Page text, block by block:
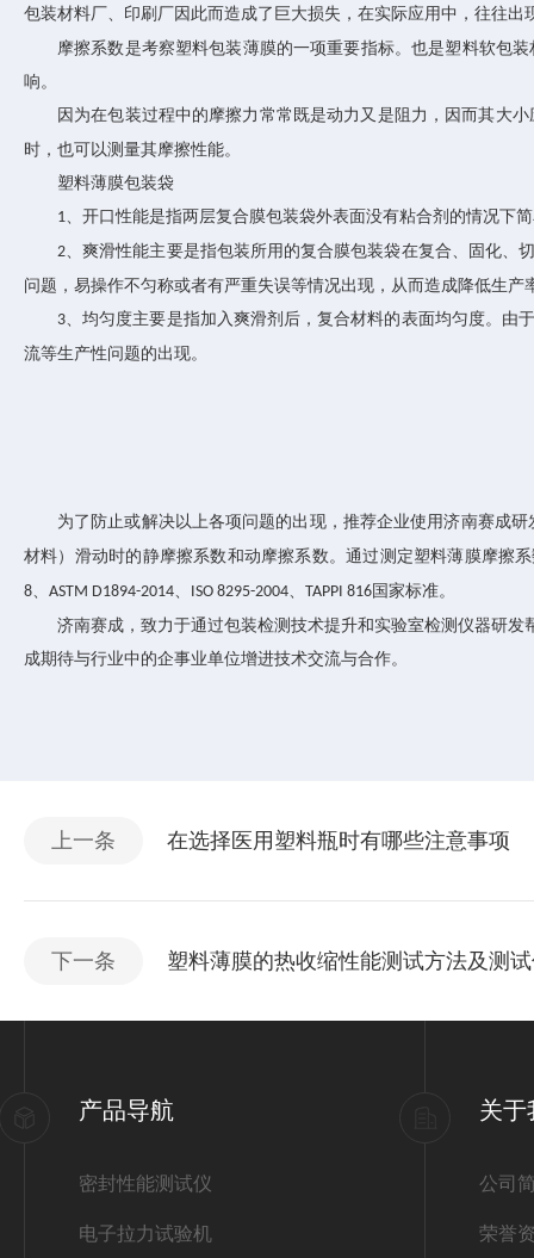
包装材料厂、印刷厂因此而造成了巨大损失，在实际应用中，往往
摩擦系数是考察塑料包装薄膜的一项重要指标。也是塑料软包
响。
因为在包装过程中的摩擦力常常既是动力又是阻力，因而其大
时，也可以测量其摩擦性能。
塑料薄膜包装袋
1、开口性能是指两层复合膜包装袋外表面没有粘合剂的情况下
2、爽滑性能主要是指包装所用的复合膜包装袋在复合、固化、
问题，易操作不匀称或者有严重失误等情况出现，从而造成降低生
3、均匀度主要是指加入爽滑剂后，复合材料的表面均匀度。由
流等生产性问题的出现。
为了防止或解决以上各项问题的出现，推荐企业使用济南赛成研
材料）滑动时的静摩擦系数和动摩擦系数。通过测定塑料薄膜摩擦
8、 ASTM D1894-2014、 ISO 8295-2004、 TAPPI 816 国家标准。
济南赛成 ，致力于通过包装检测技术提升和实验室检测仪器研
成期待与行业中的企事业单位增进技术交流与合作。
上一条 在选择医用塑料瓶时有哪些注意事项
下一条 塑料薄膜的热收缩性能测试方法及测
产品导航
密封性能测试仪
电子拉力试验机
关于
公司
荣誉